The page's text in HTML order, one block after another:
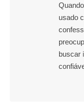
usado
buscar